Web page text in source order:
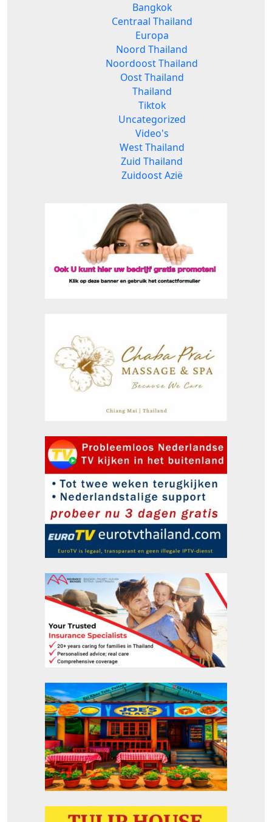
Bangkok
Centraal Thailand
Europa
Noord Thailand
Noordoost Thailand
Oost Thailand
Thailand
Tiktok
Uncategorized
Video's
West Thailand
Zuid Thailand
Zuidoost Azië